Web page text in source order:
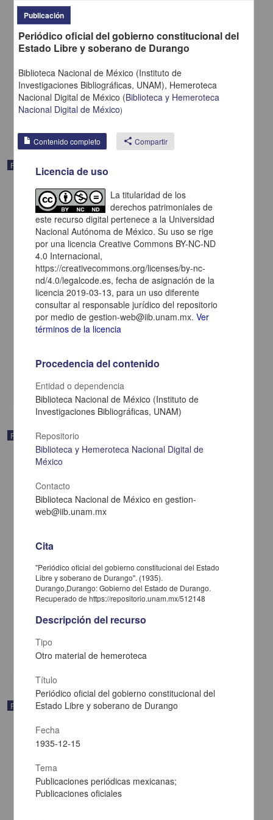
El Informador
1935-12-18
Multidisciplina
Publicación
Multidisciplina
Publicación
Periódico oficial del Estado de Nayarit
Multidisciplina
Publicación
Publicación
Periódico oficial del gobierno constitucional del
Estado Libre y soberano de Durango
Biblioteca Nacional de México (Instituto de
Investigaciones Bibliográficas, UNAM), Hemeroteca
Nacional Digital de México (Biblioteca y Hemeroteca
Nacional Digital de México)
Contenido completo share Compartir
Licencia de uso
La titularidad de los
derechos patrimoniales de
este recurso digital pertenece a la Universidad
Nacional Autónoma de México. Su uso se rige
por una licencia Creative Commons BY-NC-ND
4.0 Internacional,
https://creativecommons.org/licenses/by-nc-
nd/4.0/legalcode.es, fecha de asignación de la
licencia 2019-03-13, para un uso diferente
consultar al responsable jurídico del repositorio
por medio de gestion-web@iib.unam.mx.Ver
términos de la licencia
Procedencia del contenido
Entidad o dependencia
Biblioteca Nacional de México (Instituto de
Investigaciones Bibliográficas, UNAM)
Repositorio
Biblioteca y Hemeroteca Nacional Digital de
México
Contacto
Biblioteca Nacional de México en gestion-
web@iib.unam.mx
Cita
"Periódico oficial del gobierno constitucional del Estado
Libre y soberano de Durango". (1935).
Durango,Durango: Gobierno del Estado de Durango.
Recuperado de https://repositorio.unam.mx/512148
Descripción del recurso
Tipo
Otro material de hemeroteca
Título
Periódico oficial del gobierno constitucional del
Estado Libre y soberano de Durango
Fecha
1935-12-15
Tema
Publicaciones periódicas mexicanas;
Publicaciones oficiales